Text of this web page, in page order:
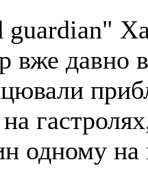
давно
одному на